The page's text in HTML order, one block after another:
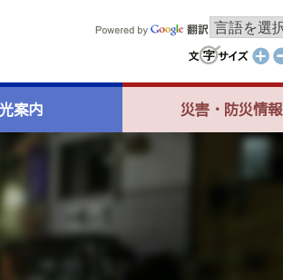
案内 災害・防災情報